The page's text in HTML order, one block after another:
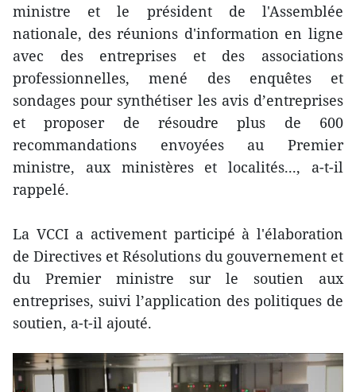
ministre et le président de l'Assemblée
nationale, des réunions d'information en ligne
avec des entreprises et des associations
professionnelles, mené des enquêtes et
sondages pour synthétiser les avis d’entreprises
et proposer de résoudre plus de 600
recommandations envoyées au Premier
ministre, aux ministères et localités..., a-t-il
rappelé.
La VCCI a activement participé à l'élaboration
de Directives et Résolutions du gouvernement et
du Premier ministre sur le soutien aux
entreprises, suivi l’application des politiques de
soutien, a-t-il ajouté.